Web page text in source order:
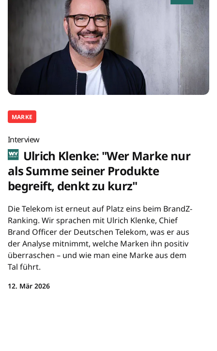
MARKE
Interview
Ulrich Klenke: "Wer Marke nur
als Summe seiner Produkte
begreift, denkt zu kurz"
Die Telekom ist erneut auf Platz eins beim BrandZ-
Ranking. Wir sprachen mit Ulrich Klenke, Chief
Brand Officer der Deutschen Telekom, was er aus
der Analyse mitnimmt, welche Marken ihn positiv
überraschen – und wie man eine Marke aus dem
Tal führt.
12. Mär 2026